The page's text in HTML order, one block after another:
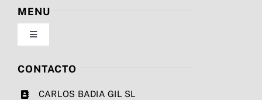
Política de privacidad
Condiciones de uso
MENU
Toggle
Navigation
Nosotros
CONTACTO
CARLOS BADIA GIL SL